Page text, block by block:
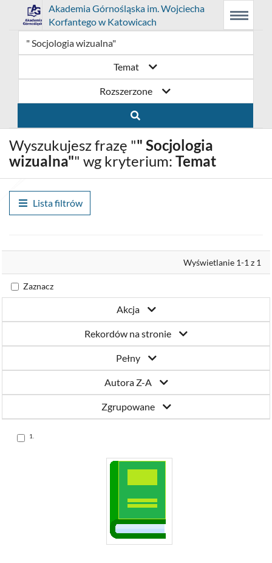
Menu
główne
Wyszukiwarka
Treść
główna
Przejdź
do
strony
domowej
biblioteki
Akademia
Górnośląska
im.
Wojciecha
w
Katowicach
Link
otwiera
się
w
nowym
oknie
Prolib
Integro
-
główna
Akademia Górnośląska im. Wojciecha
Korfantego w Katowicach
Menu
Temat
Rozszerzone
Wyszukujesz frazę "" Socjologia
wizualna"" wg kryterium: Temat
Lista filtrów
Wyświetlanie 1-1 z 1
Zaznacz
Akcja
Rekordów na stronie
Pełny
Autora Z-A
Zgrupowane
Skocz
do
1.